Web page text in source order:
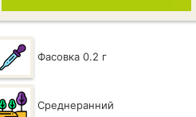
Фасовка 0.2 г
Среднеранний